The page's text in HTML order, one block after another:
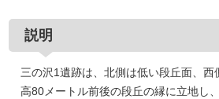
説明
三の沢1遺跡は、北側は低い段丘面、西
高80メートル前後の段丘の縁に立地し